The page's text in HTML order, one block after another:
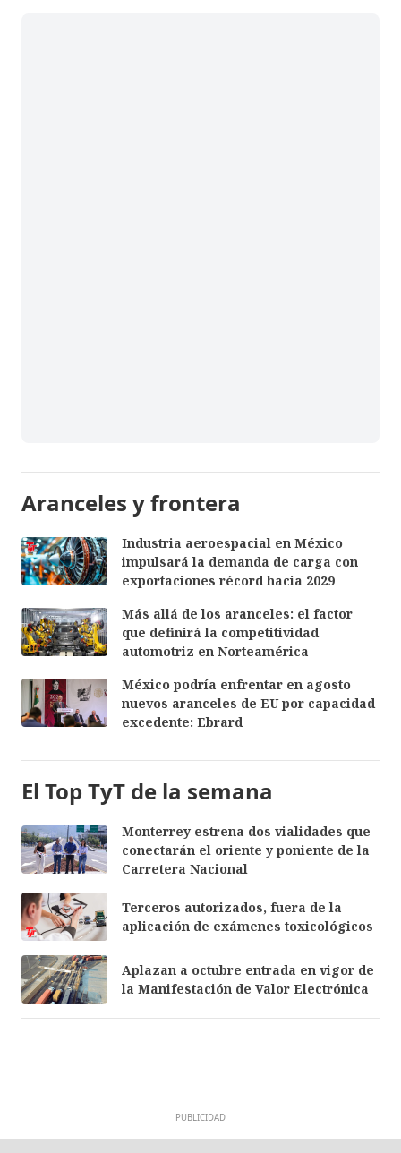
Aranceles y frontera
Industria aeroespacial en México
impulsará la demanda de carga con
exportaciones récord hacia 2029
Más allá de los aranceles: el factor
que definirá la competitividad
automotriz en Norteamérica
México podría enfrentar en agosto
nuevos aranceles de EU por capacidad
excedente: Ebrard
El Top TyT de la semana
Monterrey estrena dos vialidades que
conectarán el oriente y poniente de la
Carretera Nacional
Terceros autorizados, fuera de la
aplicación de exámenes toxicológicos
Aplazan a octubre entrada en vigor de
la Manifestación de Valor Electrónica
PUBLICIDAD